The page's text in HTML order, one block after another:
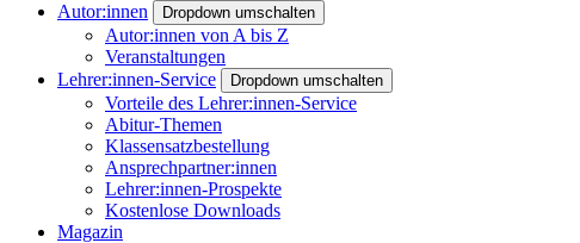
Autor:innen
Dropdown umschalten
Autor:innen von A bis Z
Veranstaltungen
Lehrer:innen-Service
Dropdown umschalten
Vorteile des Lehrer:innen-Service
Abitur-Themen
Klassensatzbestellung
Ansprechpartner:innen
Lehrer:innen-Prospekte
Kostenlose Downloads
Magazin